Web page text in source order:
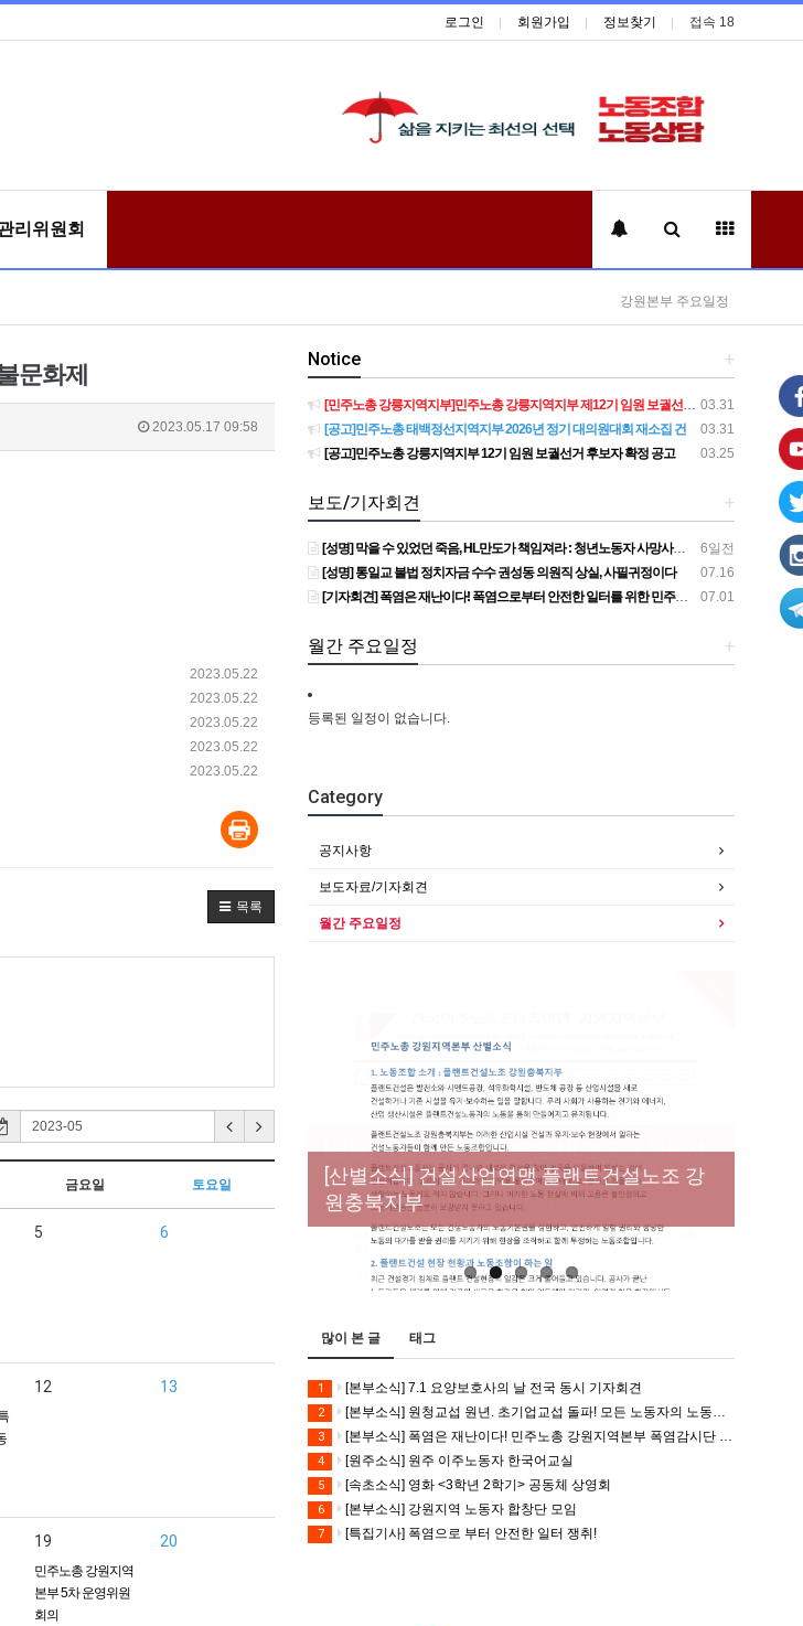
로그인 회원가입 정보찾기 접속 18
리위원회
강원본부 주요일정
문화제
2023.05.17 09:58
2023.05.22
2023.05.22
2023.05.22
2023.05.22
2023.05.22
목록
금요일 토요일
5 6
12 13
19
민주노총 강원지역
본부 5차 운영위원
회의
20
+
Notice
03.31
[민주노총 강릉지역지부]민주노총 강릉지역지부 제12기 임원 보궐선거결과 공고
03.31
[공고]민주노총 태백정선지역지부 2026년 정기 대의원대회 재소집 건
03.25
[공고]민주노총 강릉지역지부 12기 임원 보궐선거 후보자 확정 공고
+
보도/기자회견
6일전
[성명] 막을 수 있었던 죽음, HL만도가 책임져라 : 청년노동자 사망사고의 철저한 진상규명과 재발방지 대책 마련하라
07.16
[성명] 통일교 불법 정치자금 수수 권성동 의원직 상실, 사필귀정이다
07.01
[기자회견] 폭염은 재난이다! 폭염으로부터 안전한 일터를 위한 민주노총 강원지역본부 폭염감시단 선포 기자회견
+
월간 주요일정
등록된 일정이 없습니다.
Category
공지사항
보도자료/기자회견
월간 주요일정
[성명] 막을 수 있었던 죽음, HL만도가 책임져
라 : 청년노동자 사망사고의 철저한 진상규명
과 재발방지 대책 마련하라
[산별소식] 건설산업연맹 플랜트건설노조 강
원충북지부
[강릉,속초,원주,춘천] 폭염감시단 사업 이모저
모
[조합원☆인터뷰] 서비스연맹 전국학교비정
규직노동조합 강원지부 김유미 춘천지회장
[본부소식] 강원지역 노동자 합창단 모임
많이 본 글 태그
1 [본부소식] 7.1 요양보호사의 날 전국 동시 기자회견
2 [본부소식] 원청교섭 원년. 초기업교섭 돌파! 모든 노동자의 노동기본권 쟁취! 민주노총 7.15 총파업대회
3 [본부소식] 폭염은 재난이다! 민주노총 강원지역본부 폭염감시단 선포 기자회견
4 [원주소식] 원주 이주노동자 한국어교실
5 [속초소식] 영화 <3학년 2학기> 공동체 상영회
6 [본부소식] 강원지역 노동자 합창단 모임
7 [특집기사] 폭염으로 부터 안전한 일터 쟁취!